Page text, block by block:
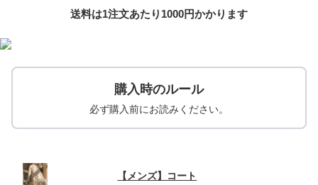
送料は1注文あたり 1000円かかります
購入時のルール
必ず購入前にお読みください。
【メンズ】コート